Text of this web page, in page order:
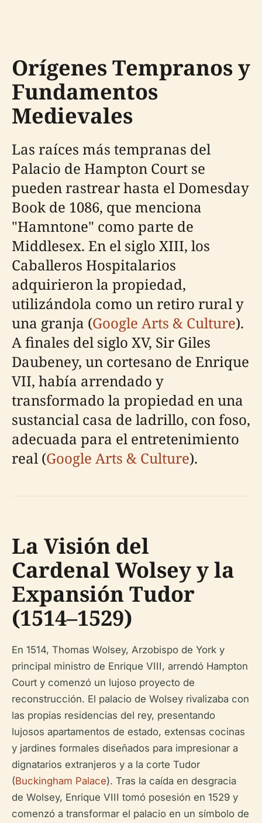
Orígenes Tempranos y
Fundamentos
Medievales
Las raíces más tempranas del
Palacio de Hampton Court se
pueden rastrear hasta el Domesday
Book de 1086, que menciona
"Hamntone" como parte de
Middlesex. En el siglo XIII, los
Caballeros Hospitalarios
adquirieron la propiedad,
utilizándola como un retiro rural y
una granja (Google Arts & Culture).
A finales del siglo XV, Sir Giles
Daubeney, un cortesano de Enrique
VII, había arrendado y
transformado la propiedad en una
sustancial casa de ladrillo, con foso,
adecuada para el entretenimiento
real (Google Arts & Culture).
La Visión del
Cardenal Wolsey y la
Expansión Tudor
(1514–1529)
En 1514, Thomas Wolsey, Arzobispo de York y
principal ministro de Enrique VIII, arrendó Hampton
Court y comenzó un lujoso proyecto de
reconstrucción. El palacio de Wolsey rivalizaba con
las propias residencias del rey, presentando
lujosos apartamentos de estado, extensas cocinas
y jardines formales diseñados para impresionar a
dignatarios extranjeros y a la corte Tudor
(Buckingham Palace). Tras la caída en desgracia
de Wolsey, Enrique VIII tomó posesión en 1529 y
comenzó a transformar el palacio en un símbolo de